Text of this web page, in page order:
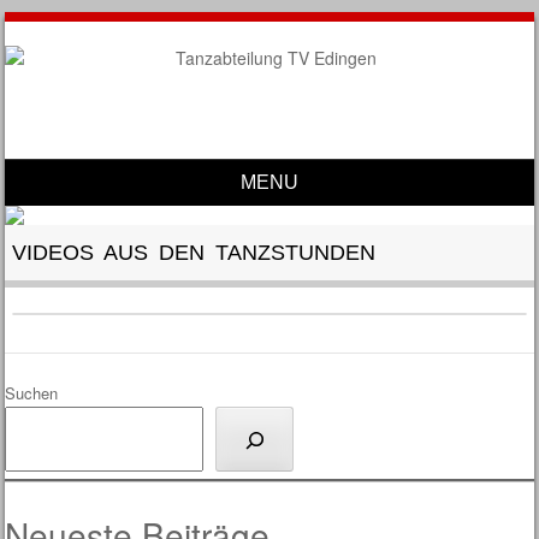
MENU
Skip to content
VIDEOS AUS DEN TANZSTUNDEN
Suchen